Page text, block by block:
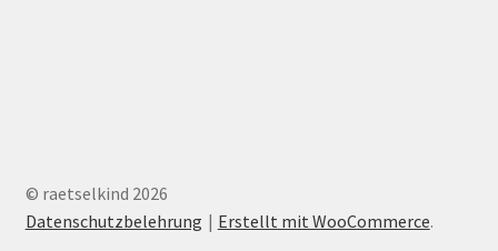
© raetselkind 2026
Datenschutzbelehrung
Erstellt mit WooCommerce.